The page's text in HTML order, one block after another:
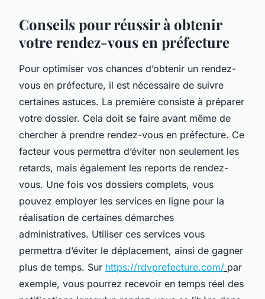
Conseils pour réussir à obtenir
votre rendez-vous en préfecture
Pour optimiser vos chances d’obtenir un rendez-
vous en préfecture, il est nécessaire de suivre
certaines astuces. La première consiste à préparer
votre dossier. Cela doit se faire avant même de
chercher à prendre rendez-vous en préfecture. Ce
facteur vous permettra d’éviter non seulement les
retards, mais également les reports de rendez-
vous. Une fois vos dossiers complets, vous
pouvez employer les services en ligne pour la
réalisation de certaines démarches
administratives. Utiliser ces services vous
permettra d’éviter le déplacement, ainsi de gagner
plus de temps. Sur https://rdvprefecture.com/ par
exemple, vous pourrez recevoir en temps réel des